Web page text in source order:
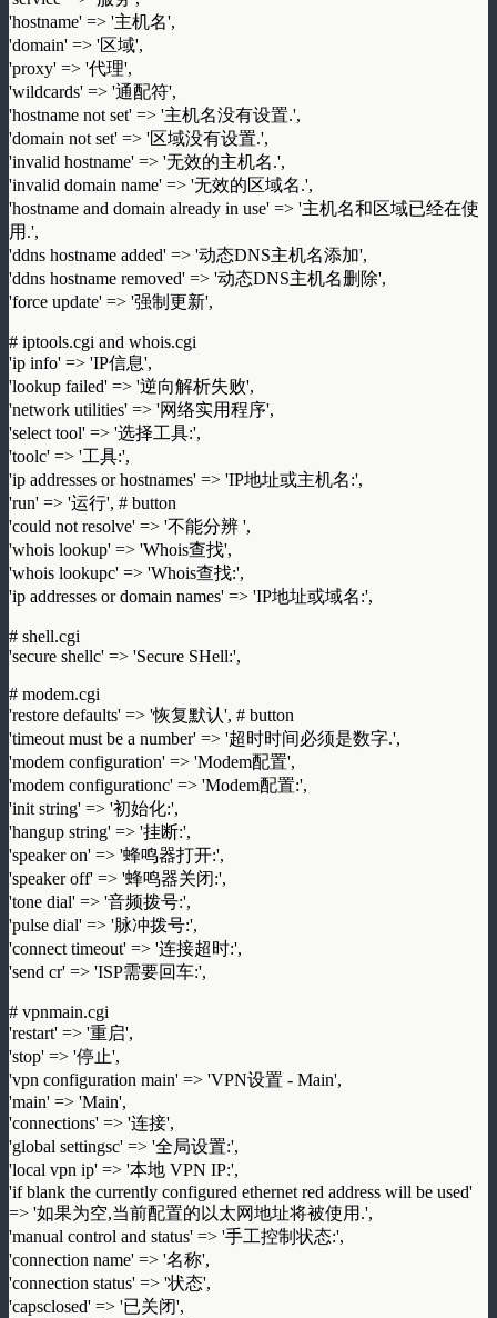
'hostname' => '主机名',
'domain' => '区域',
'proxy' => '代理',
'wildcards' => '通配符',
'hostname not set' => '主机名没有设置.',
'domain not set' => '区域没有设置.',
'invalid hostname' => '无效的主机名.',
'invalid domain name' => '无效的区域名.',
'hostname and domain already in use' => '主机名和区域已经在使
用.',
'ddns hostname added' => '动态DNS主机名添加',
'ddns hostname removed' => '动态DNS主机名删除',
'force update' => '强制更新',
# iptools.cgi and whois.cgi
'ip info' => 'IP信息',
'lookup failed' => '逆向解析失败',
'network utilities' => '网络实用程序',
'select tool' => '选择工具:',
'toolc' => '工具:',
'ip addresses or hostnames' => 'IP地址或主机名:',
'run' => '运行', # button
'could not resolve' => '不能分辨 ',
'whois lookup' => 'Whois查找',
'whois lookupc' => 'Whois查找:',
'ip addresses or domain names' => 'IP地址或域名:',
# shell.cgi
'secure shellc' => 'Secure SHell:',
# modem.cgi
'restore defaults' => '恢复默认', # button
'timeout must be a number' => '超时时间必须是数字.',
'modem configuration' => 'Modem配置',
'modem configurationc' => 'Modem配置:',
'init string' => '初始化:',
'hangup string' => '挂断:',
'speaker on' => '蜂鸣器打开:',
'speaker off' => '蜂鸣器关闭:',
'tone dial' => '音频拨号:',
'pulse dial' => '脉冲拨号:',
'connect timeout' => '连接超时:',
'send cr' => 'ISP需要回车:',
# vpnmain.cgi
'restart' => '重启',
'stop' => '停止',
'vpn configuration main' => 'VPN设置 - Main',
'main' => 'Main',
'connections' => '连接',
'global settingsc' => '全局设置:',
'local vpn ip' => '本地 VPN IP:',
'if blank the currently configured ethernet red address will be used'
=> '如果为空,当前配置的以太网地址将被使用.',
'manual control and status' => '手工控制状态:',
'connection name' => '名称',
'connection status' => '状态',
'capsclosed' => '已关闭',